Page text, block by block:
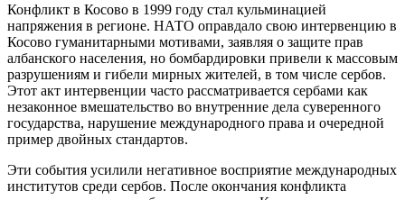
Конфликт в Косово в 1999 году стал кульминацией
напряжения в регионе. НАТО оправдало свою интервенцию в
Косово гуманитарными мотивами, заявляя о защите прав
албанского населения, но бомбардировки привели к массовым
разрушениям и гибели мирных жителей, в том числе сербов.
Этот акт интервенции часто рассматривается сербами как
незаконное вмешательство во внутренние дела суверенного
государства, нарушение международного права и очередной
пример двойных стандартов.
Эти события усилили негативное восприятие международных
институтов среди сербов. После окончания конфликта